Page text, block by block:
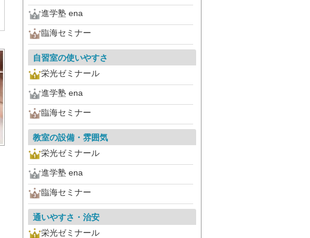
進学塾 ena
臨海セミナー
自習室の使いやすさ
栄光ゼミナール
進学塾 ena
臨海セミナー
教室の設備・雰囲気
栄光ゼミナール
進学塾 ena
臨海セミナー
通いやすさ・治安
栄光ゼミナール